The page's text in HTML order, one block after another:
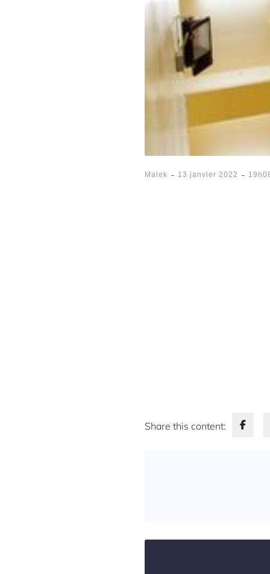
Malek - 13 janvier 2022 -
Share this content: